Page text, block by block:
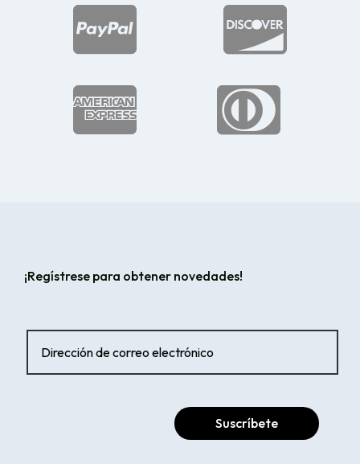




¡Regístrese para obtener novedades!
Suscríbete